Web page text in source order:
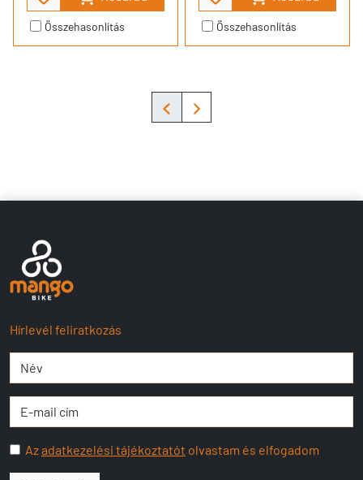
Összehasonlítás Összehasonlítás
Hírlevél feliratkozás
Azadatkezelési tájékoztatót olvastam és elfogadom